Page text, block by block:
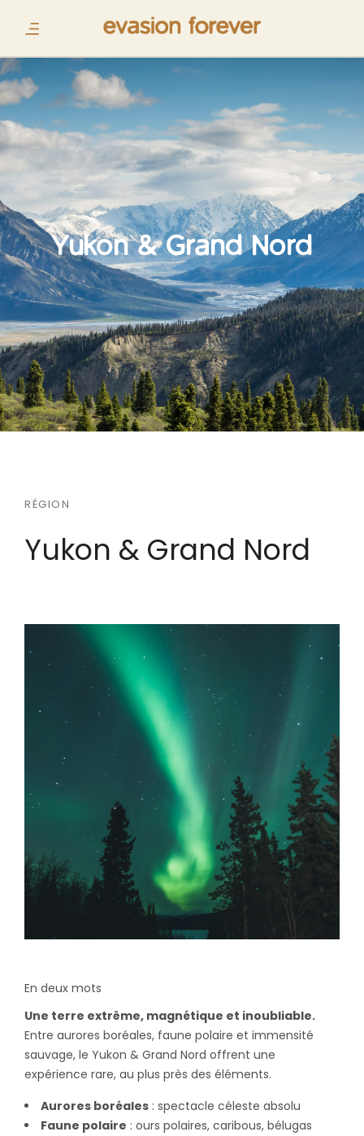
Yukon & Grand Nord
RÉGION
Yukon & Grand Nord
En deux mots
Une terre extrême, magnétique et inoubliable.
Entre aurores boréales, faune polaire et immensité
sauvage, le Yukon & Grand Nord offrent une
expérience rare, au plus près des éléments.
Aurores boréales : spectacle céleste absolu
Faune polaire : ours polaires, caribous, bélugas